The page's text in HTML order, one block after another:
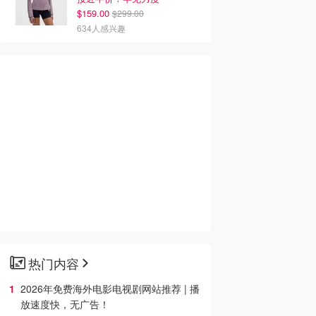
$159.00 $299.00
634人感兴趣
热门内容
2026年免费海外电影电视剧网站推荐 | 播
放速度快，无广告！